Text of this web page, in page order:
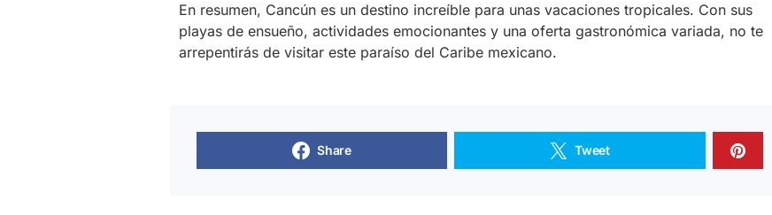
En resumen, Cancún es un destino increíble para unas vacaciones tropicales. Con sus
playas de ensueño, actividades emocionantes y una oferta gastronómica variada, no te
arrepentirás de visitar este paraíso del Caribe mexicano.
Share Tweet